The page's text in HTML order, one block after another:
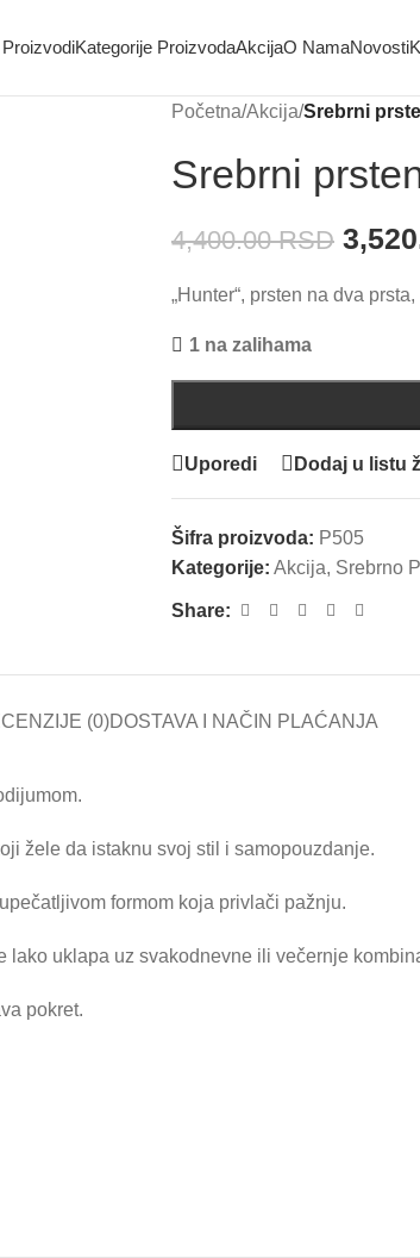
Kategorije ProizvodaAkcijaO NamaNovosti
Početna/Akcija/Srebrni
Srebrni
4,400.00RSD
„Hunter“, prsten na dva
1 na zalihama
Uporedi Dodaj u listu
Šifra proizvoda: P505
Kategorije: Akcija, Srebrno
Share:
(0)DOSTAVA I NAČIN PLAĆANJA
žele da istaknu svoj stil i samopouzdanje.
formom koja privlači pažnju.
lako uklapa uz svakodnevne ili večernje
pokret.